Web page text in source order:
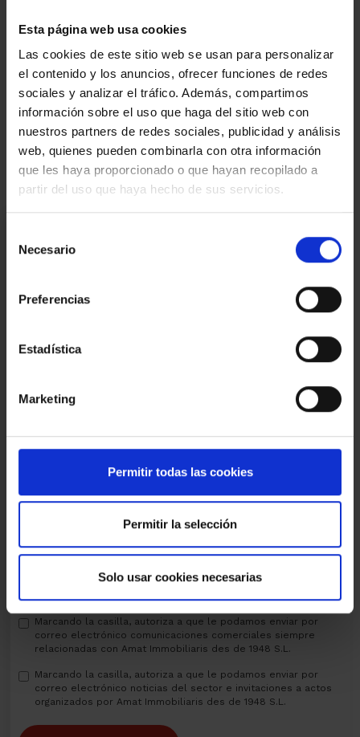
Esta página web usa cookies
Las cookies de este sitio web se usan para personalizar
el contenido y los anuncios, ofrecer funciones de redes
sociales y analizar el tráfico. Además, compartimos
información sobre el uso que haga del sitio web con
nuestros partners de redes sociales, publicidad y análisis
web, quienes pueden combinarla con otra información
que les haya proporcionado o que hayan recopilado a
partir del uso que haya hecho de sus servicios.
Necesario
Preferencias
Estadística
Marketing
Permitir todas las cookies
Permitir la selección
Solo usar cookies necesarias
AICAT 145 – API 1519 | VENTA Obra Nueva Terminada | Entrega:
según tipos vigentes. Gastos notariales y registrales, según arancel.
Mapa
Vídeo
Estoy interesado
*Campos requeridos
Teléfono
mail
Marcando la casilla, autoriza a que le podamos enviar por
correo electrónico comunicaciones comerciales siempre
relacionadas con Amat Immobiliaris des de 1948 S.L.
Marcando la casilla, autoriza a que le podamos enviar por
correo electrónico noticias del sector e invitaciones a actos
organizados por Amat Immobiliaris des de 1948 S.L.